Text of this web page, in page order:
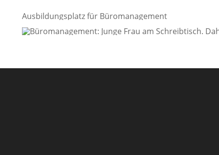
Ausbildungsplatz für Büromanagement